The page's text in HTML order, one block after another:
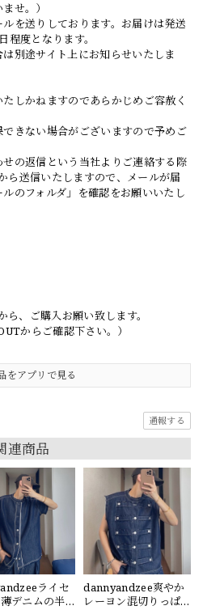
せ。）
を送りしております。お届けは発送
程度となります。
別途サイト上にお知らせいたしま
しかねますのであらかじめご容赦く
きない場合がございますので予めご
の返信という当社よりご連絡する際
ら送信いたしますので、メールが届
のフォルダ」を確認をお願いいたし
、ご購入お願い致します。
からご確認下さい。）
をアプリで見る
通報する
連商品
ライセ
デニムの半
dannyandzee爽やか
レーヨン混切りっぱ